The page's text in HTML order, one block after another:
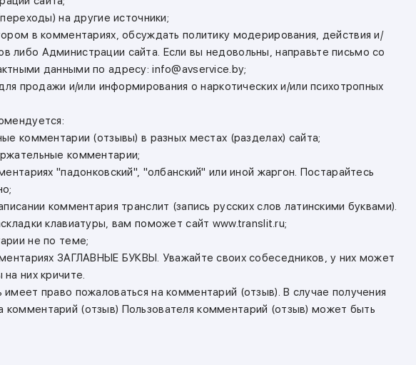
на другие источники;
в комментариях, обсуждать политику модерирования, действия и/
либо Администрации сайта. Если вы недовольны, направьте письмо со
данными по адресу: info@avservice.by;
продажи и/или информирования о наркотических и/или психотропных
комментарии (отзывы) в разных местах (разделах) сайта;
комментарии;
"падонковский", "олбанский" или иной жаргон. Постарайтесь
комментария транслит (запись русских слов латинскими буквами).
клавиатуры, вам поможет сайт www.translit.ru;
не по теме;
ЗАГЛАВНЫЕ БУКВЫ. Уважайте своих собеседников, у них может
них кричите.
право пожаловаться на комментарий (отзыв). В случае получения
комментарий (отзыв) Пользователя комментарий (отзыв) может быть